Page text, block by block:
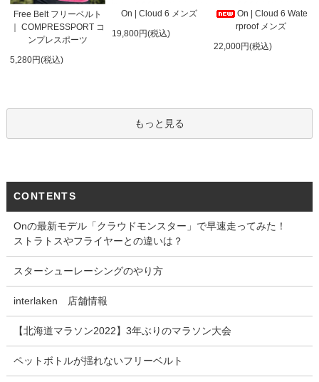
Free Belt フリーベルト
｜ COMPRESSPORT コ
ンプレスポーツ
5,280円(税込)
On | Cloud 6 メンズ
19,800円(税込)
On | Cloud 6 Wate
rproof メンズ
22,000円(税込)
もっと見る
CONTENTS
Onの最新モデル「クラウドモンスター」で早速走ってみた！
ストラトスやフライヤーとの違いは？
スターシューレーシングのやり方
interlaken 店舗情報
【北海道マラソン2022】3年ぶりのマラソン大会
ペットボトルが揺れないフリーベルト